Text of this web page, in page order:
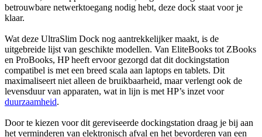
betrouwbare netwerktoegang nodig hebt, deze dock staat voor je
klaar.
Wat deze UltraSlim Dock nog aantrekkelijker maakt, is de
uitgebreide lijst van geschikte modellen. Van EliteBooks tot ZBooks
en ProBooks, HP heeft ervoor gezorgd dat dit dockingstation
compatibel is met een breed scala aan laptops en tablets. Dit
maximaliseert niet alleen de bruikbaarheid, maar verlengt ook de
levensduur van apparaten, wat in lijn is met HP’s inzet voor
duurzaamheid.
Door te kiezen voor dit gereviseerde dockingstation draag je bij aan
het verminderen van elektronisch afval en het bevorderen van een